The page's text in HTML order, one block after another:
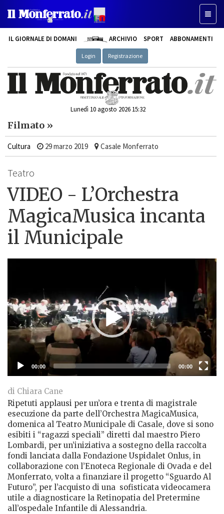
IL GIORNALE DI DOMANI ARCHIVIO SPORT ABBONAMENTI
Login Registrazione
Lunedì 10 agosto 2026 15:32
Filmato »
Cultura 29 marzo 2019 Casale Monferrato
Teatro
VIDEO - L’Orchestra
MagicaMusica incanta
il Municipale
00:00 00:00
di Chiara Cane
Ripetuti applausi per un’ora e trenta di magistrale
esecuzione da parte dell’Orchestra MagicaMusica,
domenica al Teatro Municipale di Casale, dove si sono
esibiti i “ragazzi speciali” diretti dal maestro Piero
Lombardi, per un’iniziativa a sostegno della raccolta
fondi lanciata dalla Fondazione Uspidalet Onlus, in
collaborazione con l’Enoteca Regionale di Ovada e del
Monferrato, volta a finanziare il progetto “Sguardo Al
Futuro”, per l’acquisto di una sofisticata videocamera
utile a diagnosticare la Retinopatia del Pretermine
all’ospedale Infantile di Alessandria.